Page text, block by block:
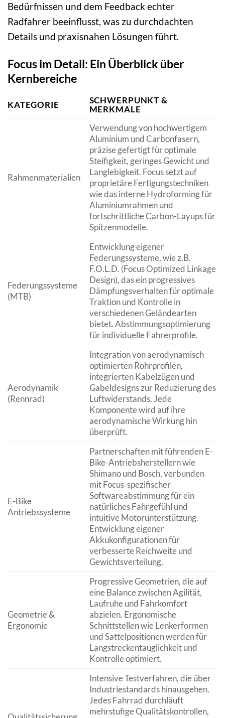
Bedürfnissen und dem Feedback echter
Radfahrer beeinflusst, was zu durchdachten
Details und praxisnahen Lösungen führt.
Focus im Detail: Ein Überblick über
Kernbereiche
KATEGORIE
SCHWERPUNKT &
MERKMALE
Rahmenmaterialien
Verwendung von hochwertigem
Aluminium und Carbonfasern,
präzise gefertigt für optimale
Steifigkeit, geringes Gewicht und
Langlebigkeit. Focus setzt auf
proprietäre Fertigungstechniken
wie das interne Hydroforming für
Aluminiumrahmen und
fortschrittliche Carbon-Layups für
Spitzenmodelle.
Federungssysteme
(MTB)
Entwicklung eigener
Federungssysteme, wie z.B.
F.O.L.D. (Focus Optimized Linkage
Design), das ein progressives
Dämpfungsverhalten für optimale
Traktion und Kontrolle in
verschiedenen Geländearten
bietet. Abstimmungsoptimierung
für individuelle Fahrerprofile.
Aerodynamik
(Rennrad)
Integration von aerodynamisch
optimierten Rohrprofilen,
integrierten Kabelzügen und
Gabeldesigns zur Reduzierung des
Luftwiderstands. Jede
Komponente wird auf ihre
aerodynamische Wirkung hin
überprüft.
E-Bike
Antriebssysteme
Partnerschaften mit führenden E-
Bike-Antriebsherstellern wie
Shimano und Bosch, verbunden
mit Focus-spezifischer
Softwareabstimmung für ein
natürliches Fahrgefühl und
intuitive Motorunterstützung.
Entwicklung eigener
Akkukonfigurationen für
verbesserte Reichweite und
Gewichtsverteilung.
Geometrie &
Ergonomie
Progressive Geometrien, die auf
eine Balance zwischen Agilität,
Laufruhe und Fahrkomfort
abzielen. Ergonomische
Schnittstellen wie Lenkerformen
und Sattelpositionen werden für
Langstreckentauglichkeit und
Kontrolle optimiert.
Intensive Testverfahren, die über
Industriestandards hinausgehen.
Jedes Fahrrad durchläuft
mehrstufige Qualitätskontrollen,